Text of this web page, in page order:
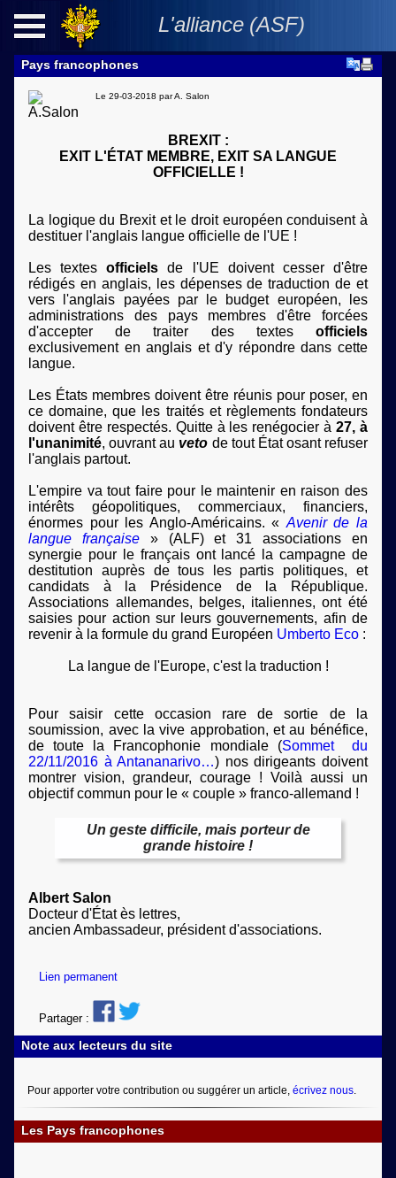
L'alliance (ASF)
Monde
Economie
Pays francophones
Le 29-03-2018 parA. Salon
BREXIT :
EXIT L'ÉTAT MEMBRE, EXIT SA LANGUE
OFFICIELLE !
La logique du Brexit et le droit européen conduisent à
destituer l'anglais langue officielle de l'UE !
Les textesofficiels de l'UE doivent cesser d'être
rédigés en anglais, les dépenses de traduction de et
vers l'anglais payées par le budget européen, les
administrations des pays membres d'être forcées
d'accepter de traiter des textes officiels
exclusivement en anglais et d'y répondre dans cette
langue.
Les États membres doivent être réunis pour poser, en
ce domaine, que les traités et règlements fondateurs
doivent être respectés. Quitte à les renégocier à 27, à
l'unanimité, ouvrant au veto de tout État osant refuser
l'anglais partout.
L'empire va tout faire pour le maintenir en raison des
intérêts géopolitiques, commerciaux, financiers,
énormes pour les Anglo-Américains. « Avenir de la
langue française » (ALF) et 31 associations en
synergie pour le français ont lancé la campagne de
destitution auprès de tous les partis politiques, et
candidats à la Présidence de la République.
Associations allemandes, belges, italiennes, ont été
saisies pour action sur leurs gouvernements, afin de
revenir à la formule du grand Européen Umberto Eco :
La langue de l'Europe, c'est la traduction !
Pour saisir cette occasion rare de sortie de la
soumission, avec la vive approbation, et au bénéfice,
de toute la Francophonie mondiale (Sommet du
22/11/2016 à Antananarivo…) nos dirigeants doivent
montrer vision, grandeur, courage ! Voilà aussi un
objectif commun pour le « couple » franco-allemand !
Un geste difficile, mais porteur de
grande histoire !
Albert Salon
Docteur d'État ès lettres,
ancien Ambassadeur, président d'associations.
Lien permanent
Partager :
Note aux lecteurs du site
Pour apporter votre contribution ou suggérer un article, écrivez nous.
Les Pays francophones